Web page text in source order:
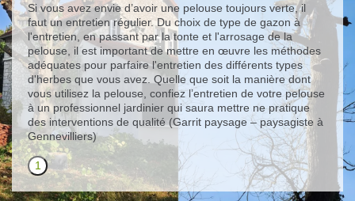
Si vous avez envie d’avoir une pelouse toujours verte, il
faut un entretien régulier. Du choix de type de gazon à
l'entretien, en passant par la tonte et l'arrosage de la
pelouse, il est important de mettre en œuvre les méthodes
adéquates pour parfaire l'entretien des différents types
d'herbes que vous avez. Quelle que soit la manière dont
vous utilisez la pelouse, confiez l’entretien de votre pelouse
à un professionnel jardinier qui saura mettre ne pratique
des interventions de qualité (Garrit paysage – paysagiste à
Gennevilliers)
1